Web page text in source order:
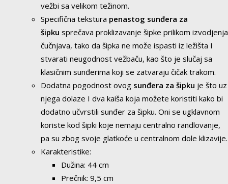
vežbi sa velikom težinom.
Specifična tekstura penastog sunđera za
šipku sprečava proklizavanje šipke prilikom izvodjenja
čučnjava, tako da šipka ne može ispasti iz ležišta I
stvarati neugodnost vežbaču, kao što je slučaj sa
klasičnim sunđerima koji se zatvaraju čičak trakom.
Dodatna pogodnost ovog sunđera za šipku je što uz
njega dolaze I dva kaiša koja možete koristiti kako bi
dodatno učvrstili sunđer za šipku. Oni se ugklavnom
koriste kod šipki koje nemaju centralno randlovanje,
pa su zbog svoje glatkoće u centralnom dole klizavije.
Karakteristike:
Dužina: 44 cm
Prečnik: 9,5 cm